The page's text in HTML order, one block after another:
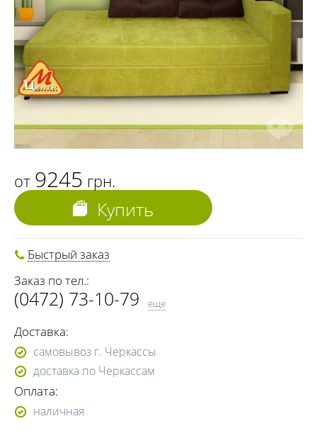
от 9245 грн.
Купить
Быстрый заказ
Заказ по тел.:
(0472) 73-10-79
(0472) 73-10-83
(068) 964-08-47
(096) 244-47-64
(050) 655-11-50
(066) 455-12-77
еще
Доставка:
самовывоз г. Черкассы
доставка по Черкассам
Оплата:
наличная